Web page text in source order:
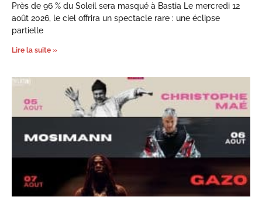
Près de 96 % du Soleil sera masqué à Bastia Le mercredi 12
août 2026, le ciel offrira un spectacle rare : une éclipse
partielle
Lire la suite »